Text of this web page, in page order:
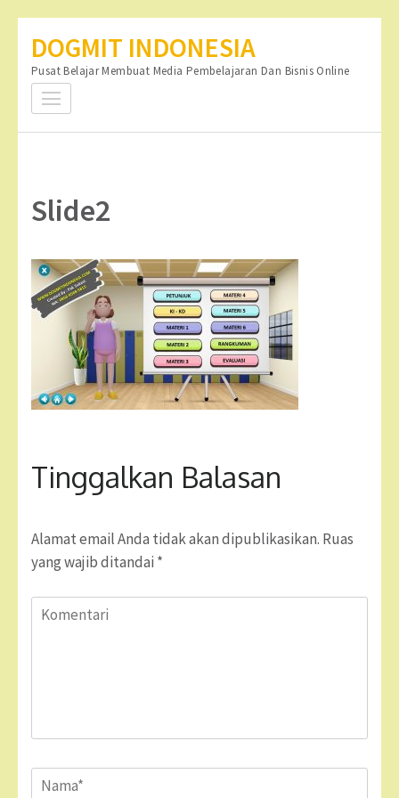
konten
(Tekan
DOGMIT INDONESIA
Pusat Belajar Membuat Media Pembelajaran Dan Bisnis Online
Slide2
Tinggalkan Balasan
Alamat email Anda tidak akan dipublikasikan. Ruas
yang wajib ditandai *
Komentari
Name*